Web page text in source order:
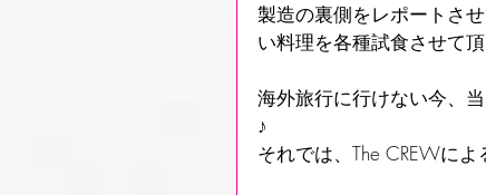
製造の裏側をレポートさ
い料理を各種試食させて
海外旅行に行けない今、
♪
それでは、The CREWに